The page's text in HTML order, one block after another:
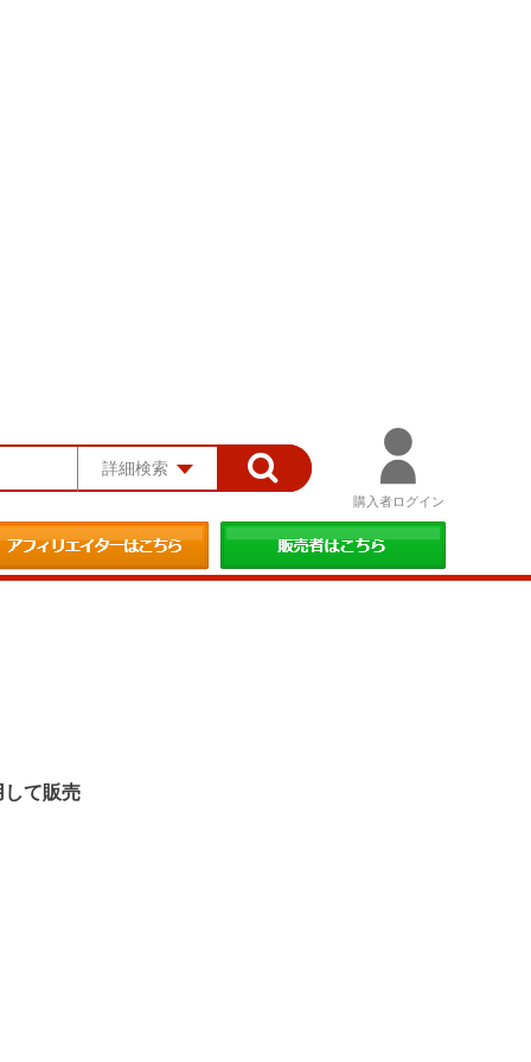
詳細検索
購入者ログイン
して販売